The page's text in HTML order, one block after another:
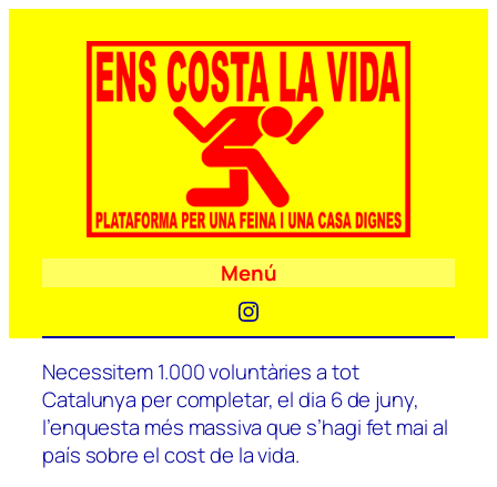
Menú
Instagram
Necessitem 1.000 voluntàries a tot
Catalunya per completar, el dia 6 de juny,
l’enquesta més massiva que s’hagi fet mai al
país sobre el cost de la vida.